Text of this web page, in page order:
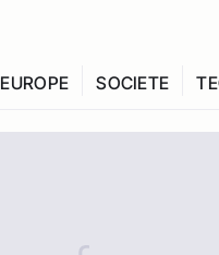
EUROPE SOCIETE